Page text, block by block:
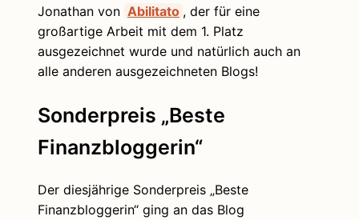
Jonathan von Abilitato , der für eine
großartige Arbeit mit dem 1. Platz
ausgezeichnet wurde und natürlich auch an
alle anderen ausgezeichneten Blogs!
Sonderpreis „Beste
Finanzbloggerin“
Der diesjährige Sonderpreis „Beste
Finanzbloggerin“ ging an das Blog